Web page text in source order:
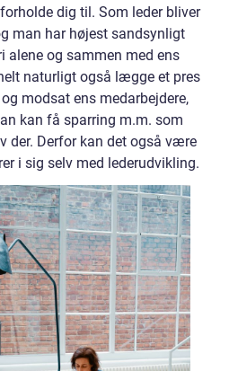
dig til. Som leder bliver
man har højest sandsynligt
alene og sammen med ens
naturligt også lægge et pres
modsat ens medarbejdere,
kan få sparring m.m. som
der. Derfor kan det også være
i sig selv med lederudvikling.